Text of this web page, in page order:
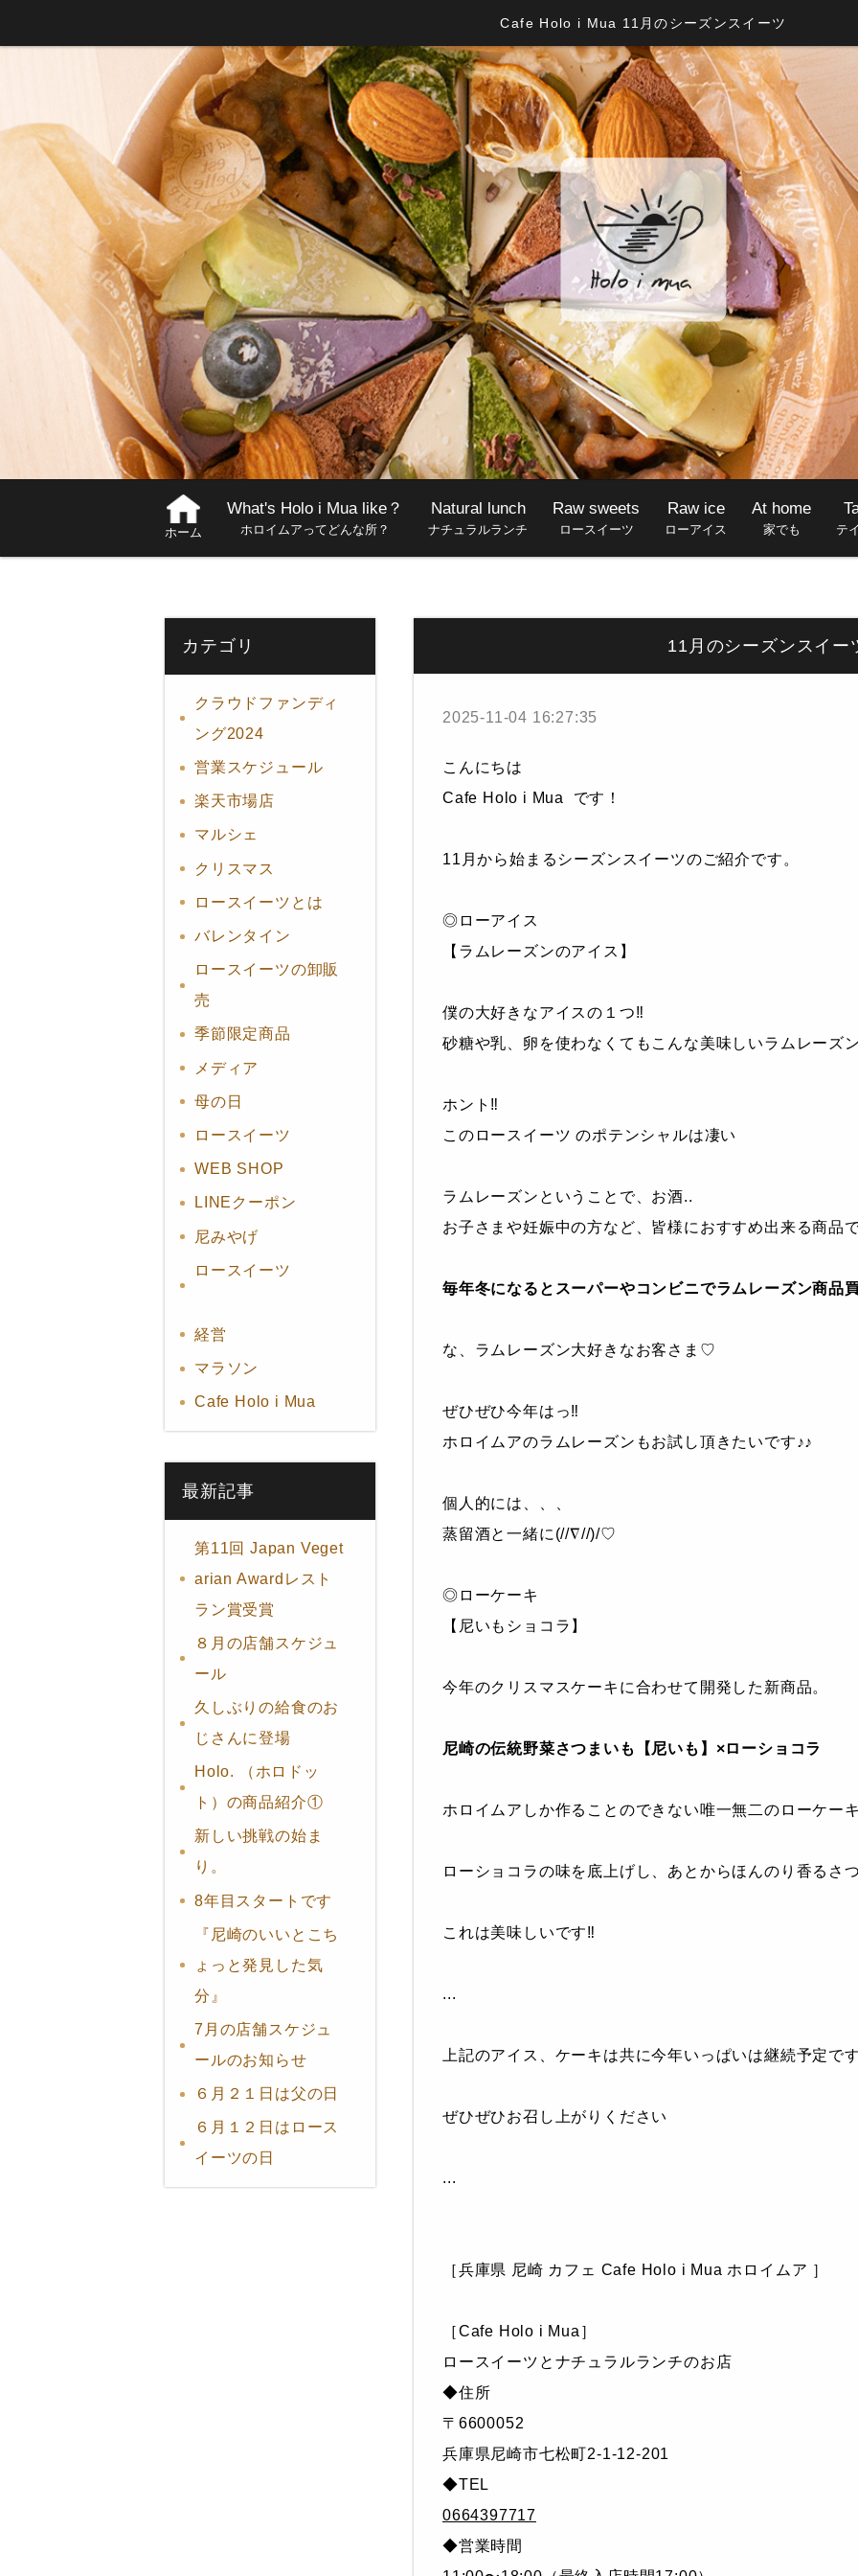
Cafe Holo i Mua 11月のシーズンスイーツ
ホーム
What's Holo i Mua like？
ホロイムアってどんな所？
Natural lunch
ナチュラルランチ
Raw sweets
ロースイーツ
Raw ice
ローアイス
At home
家でも テ
カテゴリ
クラウドファンディ
ング2024
営業スケジュール
楽天市場店
マルシェ
クリスマス
ロースイーツとは
バレンタイン
ロースイーツの卸販
売
季節限定商品
メディア
母の日
ロースイーツ
WEB SHOP
LINEクーポン
尼みやげ
ロースイーツ
経営
マラソン
Cafe Holo i Mua
最新記事
第11回 Japan Veget
arian Awardレスト
ラン賞受賞
８月の店舗スケジュ
ール
久しぶりの給食のお
じさんに登場
Holo. （ホロドッ
ト）の商品紹介①
新しい挑戦の始ま
り。
8年目スタートです
『尼崎のいいとこち
ょっと発見した気
分』
7月の店舗スケジュ
ールのお知らせ
６月２１日は父の日
６月１２日はロース
イーツの日
11月のシーズンスイー
2025-11-04 16:27:35
こんにちは
Cafe Holo i Mua です！
11月から始まるシーズンスイーツのご紹介です。
◎ローアイス
【ラムレーズンのアイス】
僕の大好きなアイスの１つ‼︎
砂糖や乳、卵を使わなくてもこんな美味しいラムレーズ
ホント‼︎
このロースイーツ のポテンシャルは凄い
ラムレーズンということで、お酒..
お子さまや妊娠中の方など、皆様におすすめ出来る商品
毎年冬になるとスーパーやコンビニでラムレーズン商品
な、ラムレーズン大好きなお客さま♡
ぜひぜひ今年はっ‼︎
ホロイムアのラムレーズンもお試し頂きたいです♪♪
個人的には、、、
蒸留酒と一緒に(//∇//)/♡
◎ローケーキ
【尼いもショコラ】
今年のクリスマスケーキに合わせて開発した新商品。
尼崎の伝統野菜さつまいも【尼いも】×ローショコラ
ホロイムアしか作ることのできない唯一無二のローケー
ローショコラの味を底上げし、あとからほんのり香るさ
これは美味しいです‼︎
...
上記のアイス、ケーキは共に今年いっぱいは継続予定です
ぜひぜひお召し上がりください
...
［兵庫県 尼崎 カフェ Cafe Holo i Mua ホロイムア ］
［Cafe Holo i Mua］
ロースイーツとナチュラルランチのお店
◆住所
〒6600052
兵庫県尼崎市七松町2-1-12-201
◆TEL
0664397717
◆営業時間